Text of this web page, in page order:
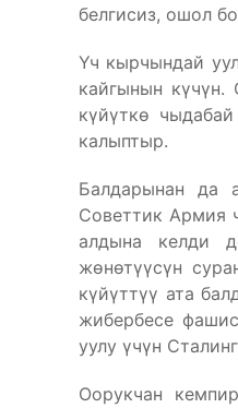
белгисиз, ошол
Үч кырчындай
кайгынын
күйүткө
калыптыр.
Балдарынан да
Советтик Армия
алдына келди
жөнөтүүсүн
күйүттүү ата
жибербесе
уулу үчүн
Оорукчан